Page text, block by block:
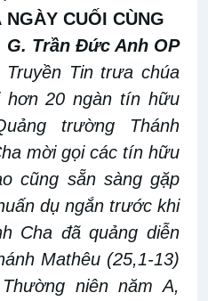
CUỐI CÙNG
G. Trần Đức Anh OP
Truyền Tin trưa chúa
hơn 20 ngàn tín hữu
trường Thánh
mời gọi các tín hữu
cũng sẵn sàng gặp
dụ ngắn trước khi
Cha đã quảng diễn
Mathêu (25,1-13)
niên năm A,